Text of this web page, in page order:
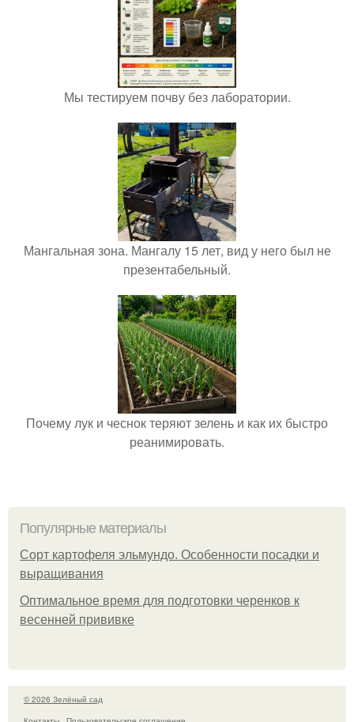
Мы тестируем почву без лаборатории.
Мангальная зона. Мангалу 15 лет, вид у него был не
презентабельный.
Почему лук и чеснок теряют зелень и как их быстро
реанимировать.
Популярные материалы
Сорт картофеля эльмундо. Особенности посадки и
выращивания
Оптимальное время для подготовки черенков к
весенней прививке
© 2026 Зелёный сад